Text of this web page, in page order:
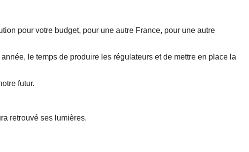
pour votre budget, pour une autre France, pour une autre
le temps de produire les régulateurs et de mettre en place la
futur.
retrouvé ses lumières.